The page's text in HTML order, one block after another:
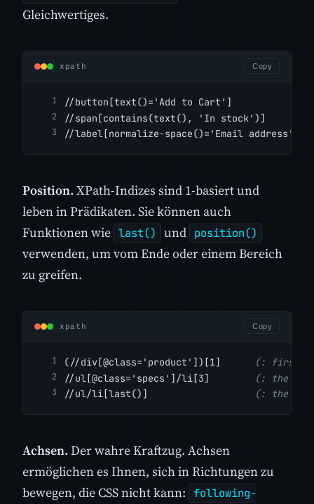
Gleichwertiges.
xpath Copy
//button[text()='Add to Cart']
//span[contains(text(), 'In stock')]
//label[normalize-space()='Email address']
Position. XPath-Indizes sind 1-basiert und
leben in Prädikaten. Sie können auch
Funktionen wie last() und position()
verwenden, um vom Ende oder einem Bereich
zu greifen.
xpath Copy
(//div[@class='product'])[1]
(: first
//ul[@class='specs']/li[3]
(: the
//ul/li[last()]
(: the
Achsen. Der wahre Kraftzug. Achsen
ermöglichen es Ihnen, sich in Richtungen zu
bewegen, die CSS nicht kann:
following-